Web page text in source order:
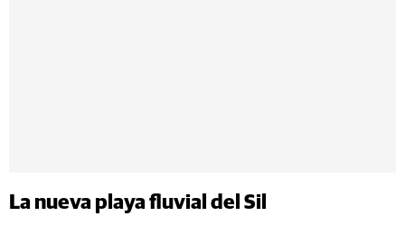
La nueva playa fluvial del Sil